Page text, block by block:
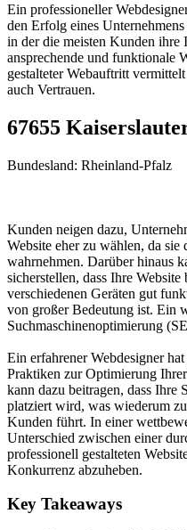
Ein professioneller
den Erfolg eines
in der die meisten Kunden ihre
ansprechende und funktionale
gestalteter Webauftritt
auch Vertrauen.
67655
Bundesland: Rheinland-Pfalz
Kunden neigen dazu,
Website eher zu wählen, da sie
wahrnehmen. Darüber hinaus
sicherstellen, dass Ihre
verschiedenen Geräten gut
von großer Bedeutung ist. Ein
Suchmaschinenoptimierung
Ein erfahrener Webdesigner
Praktiken zur Optimierung
kann dazu beitragen, dass Ihre
platziert wird, was wiederum
Kunden führt. In einer
Unterschied zwischen einer
professionell gestalteten
Konkurrenz abzuheben.
Key Takeaways